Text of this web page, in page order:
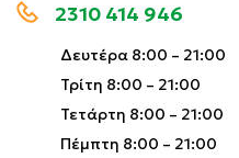
2310 414 946
Δευτέρα 8:00 – 21:00
Τρίτη 8:00 – 21:00
Τετάρτη 8:00 – 21:00
Πέμπτη 8:00 – 21:00